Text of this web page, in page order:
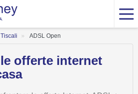
Tiscali ADSL Open
offerte internet